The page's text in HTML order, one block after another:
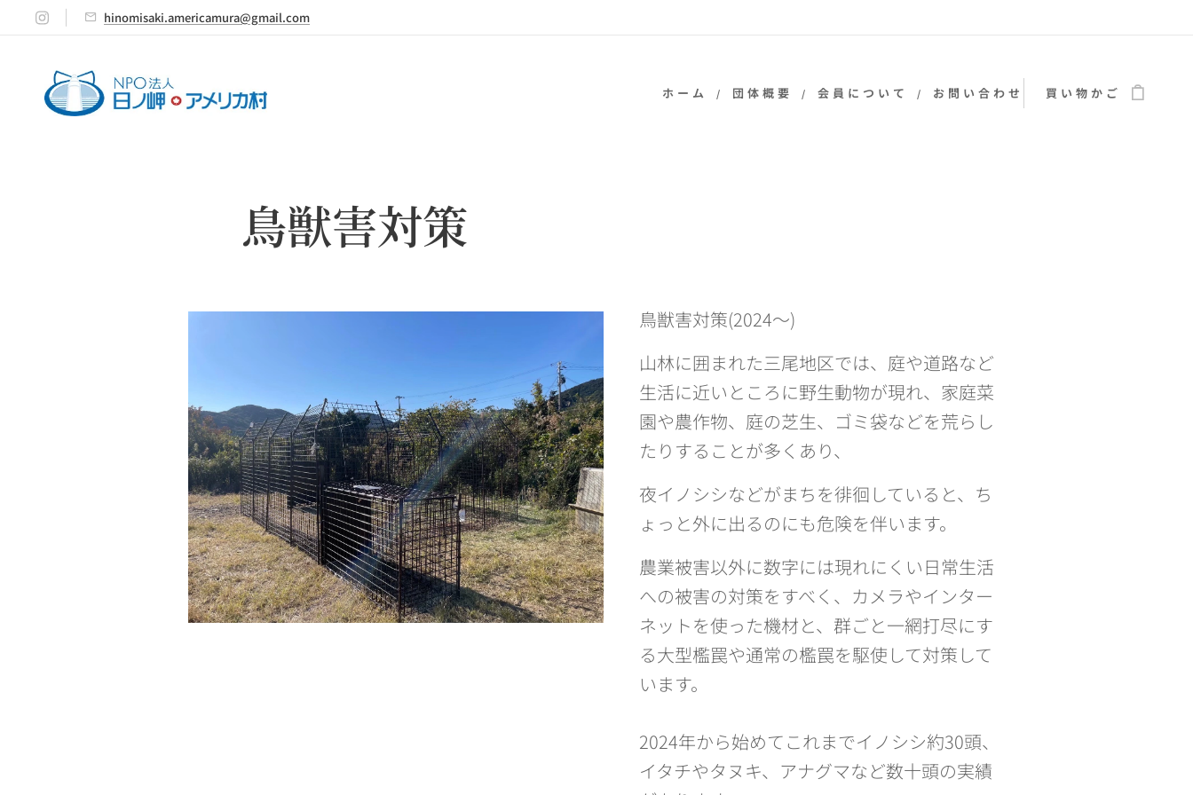
hinomisaki.americamura@gmail.com
ホーム 団体概要 会員について お問い合わせ 買い物かご
鳥獣害対策
鳥獣害対策(2024〜)
山林に囲まれた三尾地区では、庭や道路など
生活に近いところに野生動物が現れ、家庭菜
園や農作物、庭の芝生、ゴミ袋などを荒らし
たりすることが多くあり、
夜イノシシなどがまちを徘徊していると、ち
ょっと外に出るのにも危険を伴います。
農業被害以外に数字には現れにくい日常生活
への被害の対策をすべく、カメラやインター
ネットを使った機材と、群ごと一網打尽にす
る大型檻罠や通常の檻罠を駆使して対策して
います。
2024年から始めてこれまでイノシシ約30頭、
イタチやタヌキ、アナグマなど数十頭の実績